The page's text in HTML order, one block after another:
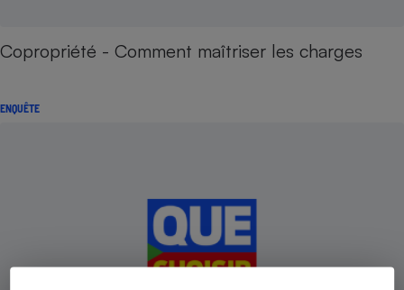
Copropriété - Comment maîtriser les charges
ENQUÊTE